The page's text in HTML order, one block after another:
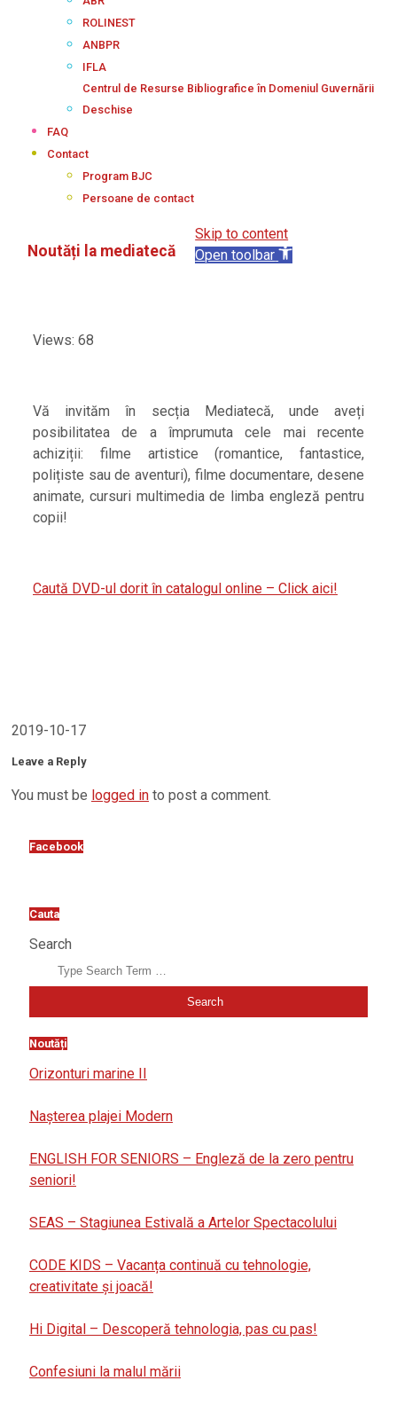
ROLINEST
ANBPR
IFLA
Centrul de Resurse Bibliografice în Domeniul Guvernării
Deschise
FAQ
Contact
Program BJC
Persoane de contact
Noutăți la mediatecă
Views: 68
Vă invităm în secția Mediatecă, unde aveți
posibilitatea de a împrumuta cele mai recente
achiziții: filme artistice (romantice, fantastice,
polițiste sau de aventuri), filme documentare, desene
animate, cursuri multimedia de limba engleză pentru
copii!
Caută DVD-ul dorit în catalogul online – Click aici!
2019-10-17
Leave a Reply
You must be logged in to post a comment.
Facebook
Cauta
Search
Noutăți
Orizonturi marine II
Nașterea plajei Modern
ENGLISH FOR SENIORS – Engleză de la zero pentru
seniori!
SEAS – Stagiunea Estivală a Artelor Spectacolului
CODE KIDS – Vacanța continuă cu tehnologie,
creativitate și joacă!
Hi Digital – Descoperă tehnologia, pas cu pas!
Confesiuni la malul mării
Skip to content
Open toolbar